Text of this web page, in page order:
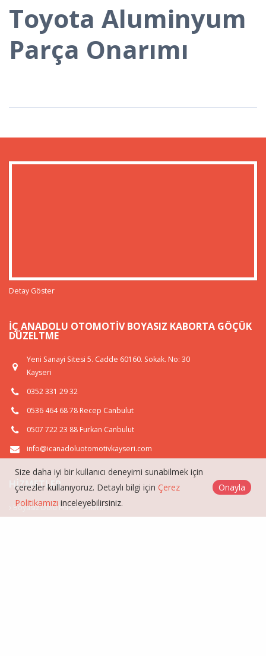
Toyota Aluminyum
Parça Onarımı
Detay Göster
İÇ ANADOLU OTOMOTIV BOYASIZ KABORTA GÖÇÜK
DÜZELTME
Yeni Sanayi Sitesi 5. Cadde 60160. Sokak. No: 30
Kayseri
0352 331 29 32
0536 464 68 78 Recep Canbulut
0507 722 23 88 Furkan Canbulut
info@icanadoluotomotivkayseri.com
HIZMETLER
Boyasız Dolu Hasarı Onarımı
Size daha iyi bir kullanıcı deneyimi sunabilmek için
çerezler kullanıyoruz. Detaylı bilgi için Çerez
Politikamızı inceleyebilirsiniz.
Onayla